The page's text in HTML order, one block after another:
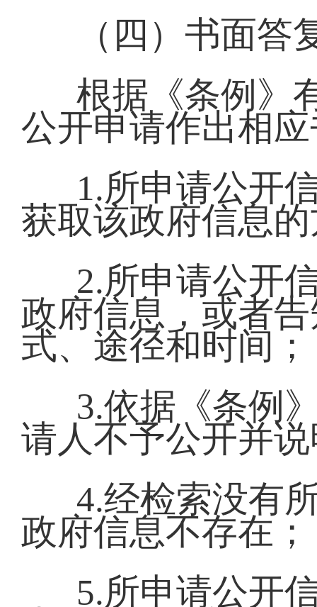
（四）书面答
根据《条例》
公开申请作出相
1.所申请公开
获取该政府信息
2.所申请公开
政府信息，或者
式、途径和时间
3.依据《条例
请人不予公开并
4.经检索没有
政府信息不存在
5.所申请公开